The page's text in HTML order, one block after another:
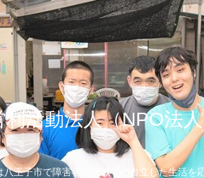
利活動法人（NPO法
八王子市で障害者の地域での自立した生活を